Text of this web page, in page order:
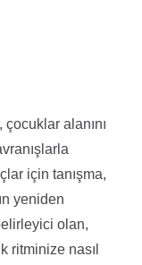
alanını
için tanışma,
yeniden
olan,
ritminize nasıl